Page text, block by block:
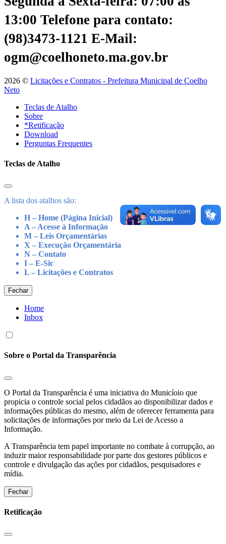
13:00 Telefone para contato:
(98)3473-1121 E-Mail:
ogm@coelhoneto.ma.gov.br
2026 © Licitações e Contratos - Prefeitura Municipal de Coelho
Neto
Teclas de Atalho
Sobre
*Retificação
Download
Perguntas Frequentes
Teclas de Atalho
A lista dos atalhos são:
H – Home (Página Inicial)
A – Acesse à Informação
M – Leis Orçamentárias
X – Execução Orçamentária
N – Contato
I – E-Sic
L – Licitações e Contratos
Fechar
Home
Inbox
Sobre o Portal da Transparência
O Portal da Transparência é uma iniciativa do Municíoio que
propicia o controle social pelos cidadãos ao disponibilizar dados e
informações públicas do mesmo, além de oferecer ferramenta para
solicitações de informações por meio da Lei de Acesso a
Informação.
A Transparência tem papel importante no combate à corrupção, ao
induzir maior responsabilidade por parte dos gestores públicos e
controle e divulgação das ações por cidadãos, pesquisadores e
mídia.
Fechar
Retificação